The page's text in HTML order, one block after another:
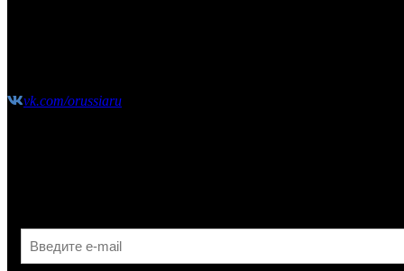
vk.com/orussiaru